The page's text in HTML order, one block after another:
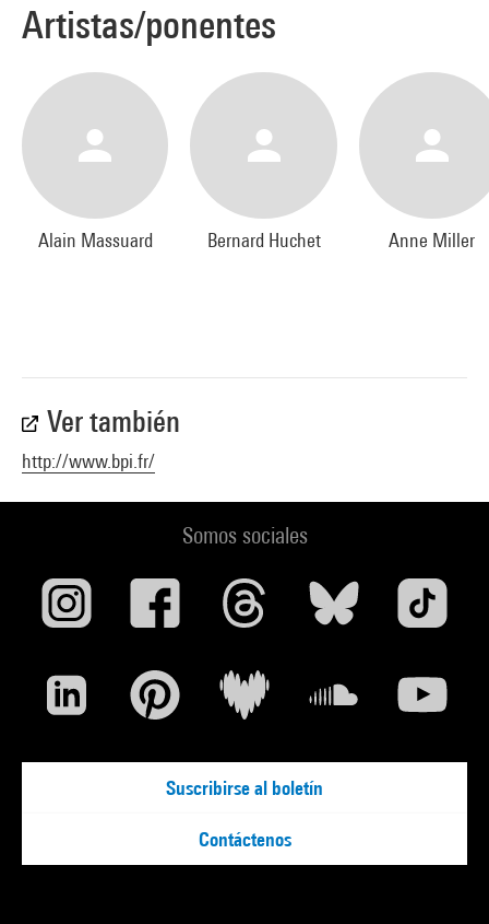
Artistas/ponentes
Alain Massuard Bernard Huchet Anne Miller
Ver también
http://www.bpi.fr/
Somos sociales
Suscribirse al boletín
Contáctenos